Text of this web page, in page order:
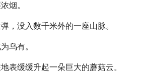
烟。
，没入数千米外的一座山脉。
乌有。
表缓缓升起一朵巨大的蘑菇云。